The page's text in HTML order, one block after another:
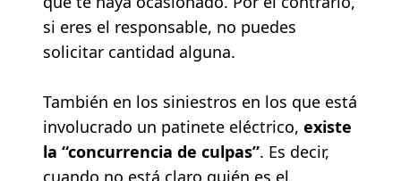
si eres el responsable, no puedes
solicitar cantidad alguna.
También en los siniestros en los que está
involucrado un patinete eléctrico, existe
la “concurrencia de culpas”. Es decir,